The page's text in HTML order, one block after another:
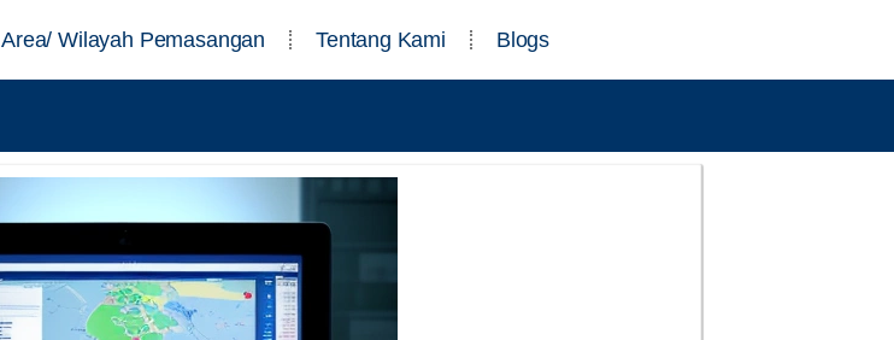
Area/ Wilayah Pemasangan Tentang Kami Blogs